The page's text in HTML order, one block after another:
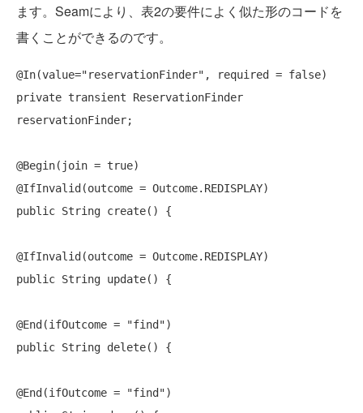
ます。Seamにより、表2の要件によく似た形のコードを
書くことができるのです。
@In(value="reservationFinder" , required = false
private transient ReservationFinder
reservationFinder;
@Begin(join = true)
public String create() {
public String update() {
@End(ifOutcome = "find"
public String delete() {
@End(ifOutcome = "find"